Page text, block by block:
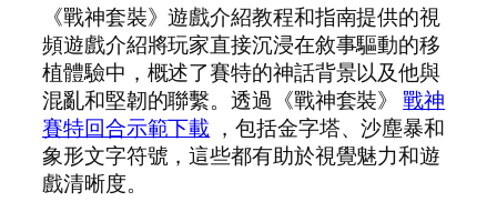
《戰神套裝》遊戲介紹教程和指南提供的視
頻遊戲介紹將玩家直接沉浸在敘事驅動的移
植體驗中，概述了賽特的神話背景以及他與
混亂和堅韌的聯繫。透過《戰神套裝》戰神
賽特回合示範下載 ，包括金字塔、沙塵暴和
象形文字符號，這些都有助於視覺魅力和遊
戲清晰度。